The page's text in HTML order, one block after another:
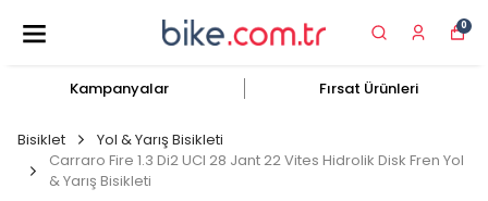
0
Kampanyalar Fırsat Ürünleri
Bisiklet
Yol & Yarış Bisikleti
Carraro Fire 1.3 Di2 UCI 28 Jant 22 Vites Hidrolik Disk Fren Yol
& Yarış Bisikleti